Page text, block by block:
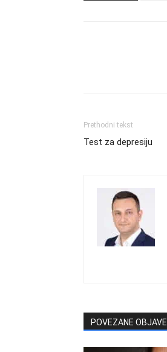
Prethodni tekst
Test za depresiju
POVEZANE OBJAVE